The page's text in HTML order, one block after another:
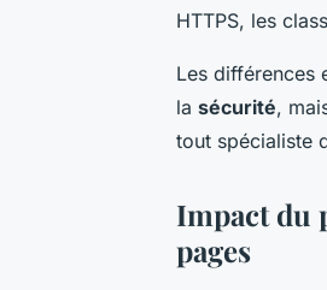
HTTPS, les
Les différences
la sécurité,
tout spécialiste
Impact du
pages